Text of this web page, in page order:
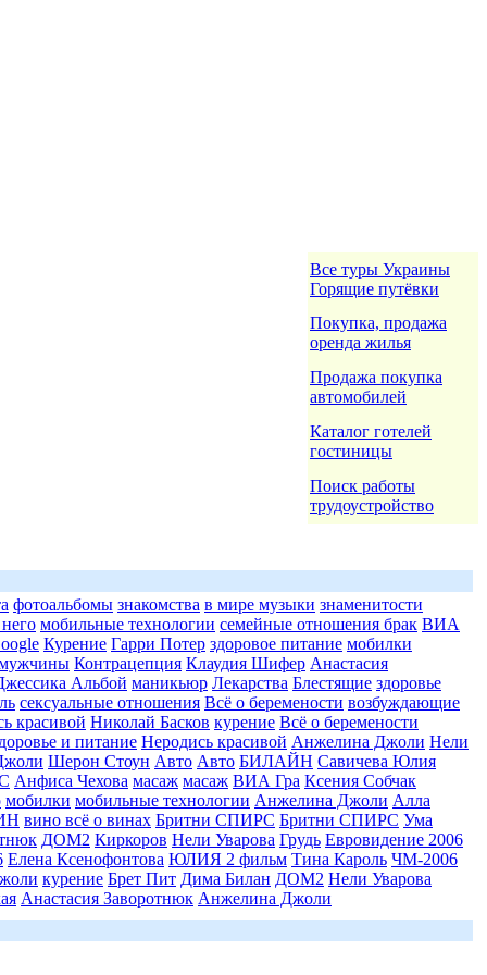
Все туры Украины
Горящие путёвки
Покупка, продажа
оренда жилья
Продажа покупка
автомобилей
Каталог готелей
гостиницы
Поиск работы
трудоустройство
фотоальбомы знакомства в мире музыки знаменитости
мобильные технологии семейные отношения брак ВИА
Курение Гарри Потер здоровое питание мобилки
Контрацепция Клаудия Шифер Анастасия
Альбой маникьюр Лекарства Блестящие здоровье
сексуальные отношения Всё о беремености возбуждающие
красивой Николай Басков курение Всё о беремености
и питание Неродись красивой Анжелина Джоли Нели
Шерон Стоун Авто Авто БИЛАЙН Савичева Юлия
Анфиса Чехова масаж масаж ВИА Гра Ксения Собчак
мобилки мобильные технологии Анжелина Джоли Алла
вино всё о винах Бритни СПИРС Бритни СПИРС Ума
ДОМ2 Киркоров Нели Уварова Грудь Евровидение 2006
Елена Ксенофонтова ЮЛИЯ 2 фильм Тина Кароль ЧМ-2006
курение Брет Пит Дима Билан ДОМ2 Нели Уварова
Анастасия Заворотнюк Анжелина Джоли